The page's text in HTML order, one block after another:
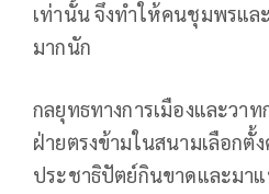
เท่านั้น จึงทำให้คนชุมพรแล
มากนัก
กลยุทธทางการเมืองและวา
ฝ่ายตรงข้ามในสนามเลือกตั้
ประชาธิปัตย์กินขาดและมา